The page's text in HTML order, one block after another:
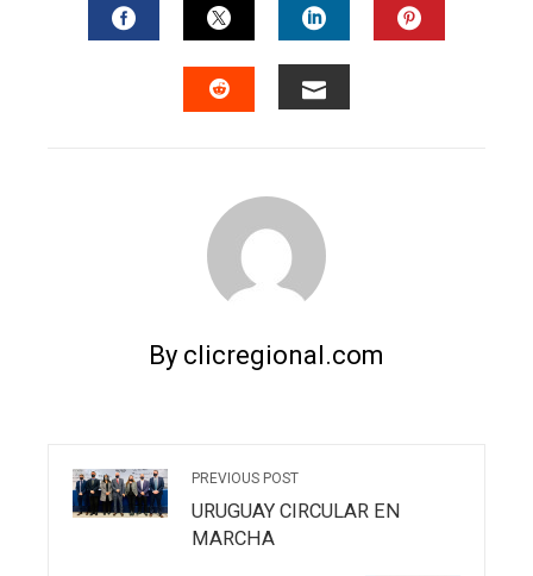
FACEBOOKTWITTERLINKEDIN
By clicregional.com
PREVIOUS POST
URUGUAY CIRCULAR EN
MARCHA